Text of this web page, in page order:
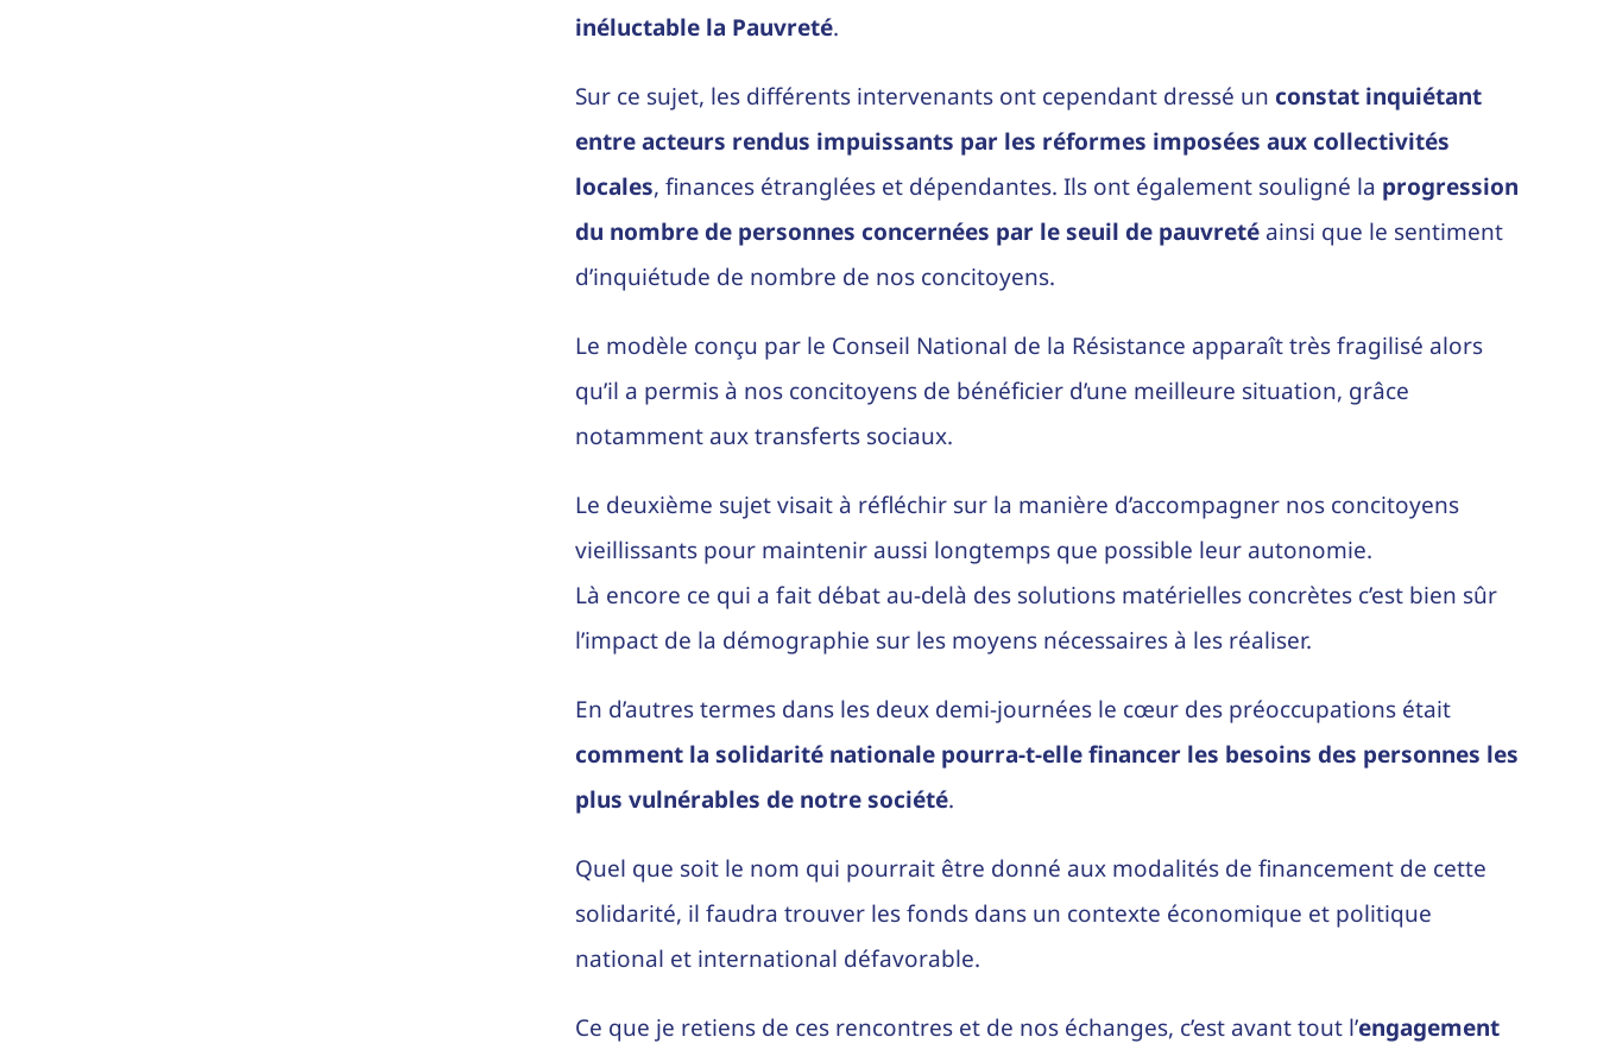
inéluctable la Pauvreté.
Sur ce sujet, les différents intervenants ont cependant dressé un constat inquiétant
entre acteurs rendus impuissants par les réformes imposées aux collectivités
locales, finances étranglées et dépendantes. Ils ont également souligné la progression
du nombre de personnes concernées par le seuil de pauvretéainsi que le sentiment
d’inquiétude de nombre de nos concitoyens.
Le modèle conçu par le Conseil National de la Résistance apparaît très fragilisé alors
qu’il a permis à nos concitoyens de bénéficier d’une meilleure situation, grâce
notamment aux transferts sociaux.
Le deuxième sujet visait à réfléchir sur la manière d’accompagner nos concitoyens
vieillissants pour maintenir aussi longtemps que possible leur autonomie.
Là encore ce qui a fait débat au-delà des solutions matérielles concrètes c’est bien sûr
l’impact de la démographie sur les moyens nécessaires à les réaliser.
En d’autres termes dans les deux demi-journées le cœur des préoccupations était
comment la solidarité nationale pourra-t-elle financer les besoins des personnes les
plus vulnérables de notre société.
Quel que soit le nom qui pourrait être donné aux modalités de financement de cette
solidarité, il faudra trouver les fonds dans un contexte économique et politique
national et international défavorable.
Ce que je retiens de ces rencontres et de nos échanges, c’est avant tout l’engagement